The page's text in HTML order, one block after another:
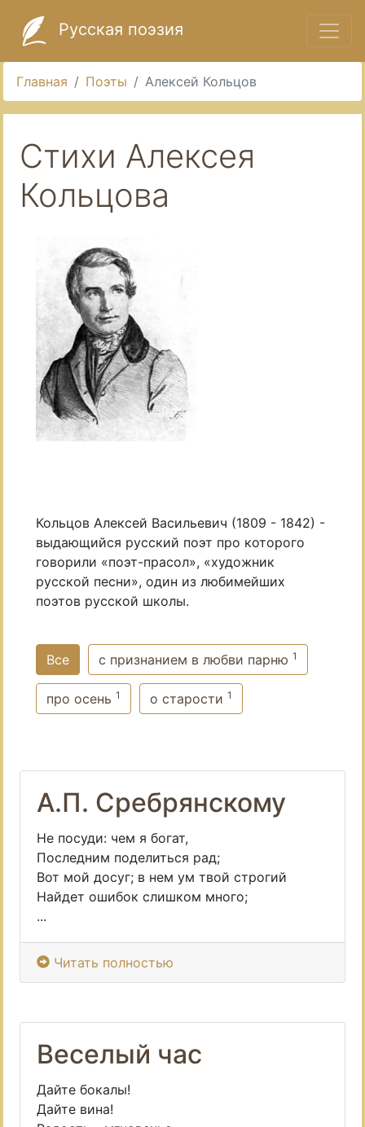
Русская поэзия
Главная Поэты Алексей Кольцов
Стихи Алексея
Кольцова
Кольцов Алексей Васильевич (1809 - 1842) -
выдающийся русский поэт про которого
говорили «поэт-прасол», «художник
русской песни», один из любимейших
поэтов русской школы.
Все с признанием в любви парню 1
про осень 1 о старости 1
А.П. Сребрянскому
Не посуди: чем я богат,
Последним поделиться рад;
Вот мой досуг; в нем ум твой строгий
Найдет ошибок слишком много;
...
Читать полностью
Веселый час
Дайте бокалы!
Дайте вина!